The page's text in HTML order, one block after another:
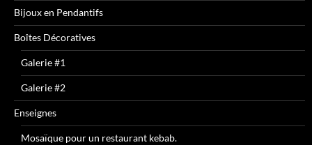
Bijoux en Pendantifs
Boîtes Décoratives
Galerie #1
Galerie #2
Enseignes
Mosaïque pour un restaurant kebab.